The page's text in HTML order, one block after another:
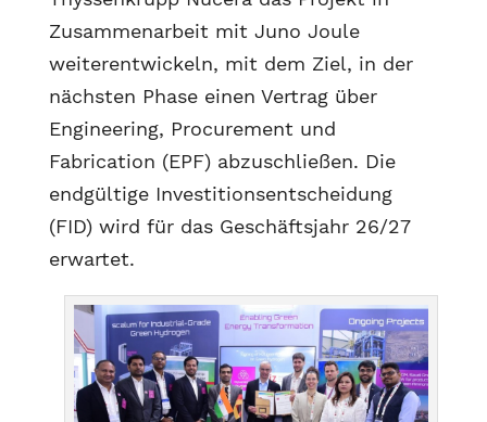
Zusammenarbeit mit Juno Joule
weiterentwickeln, mit dem Ziel, in der
nächsten Phase einen Vertrag über
Engineering, Procurement und
Fabrication (EPF) abzuschließen. Die
endgültige Investitionsentscheidung
(FID) wird für das Geschäftsjahr 26/27
erwartet.